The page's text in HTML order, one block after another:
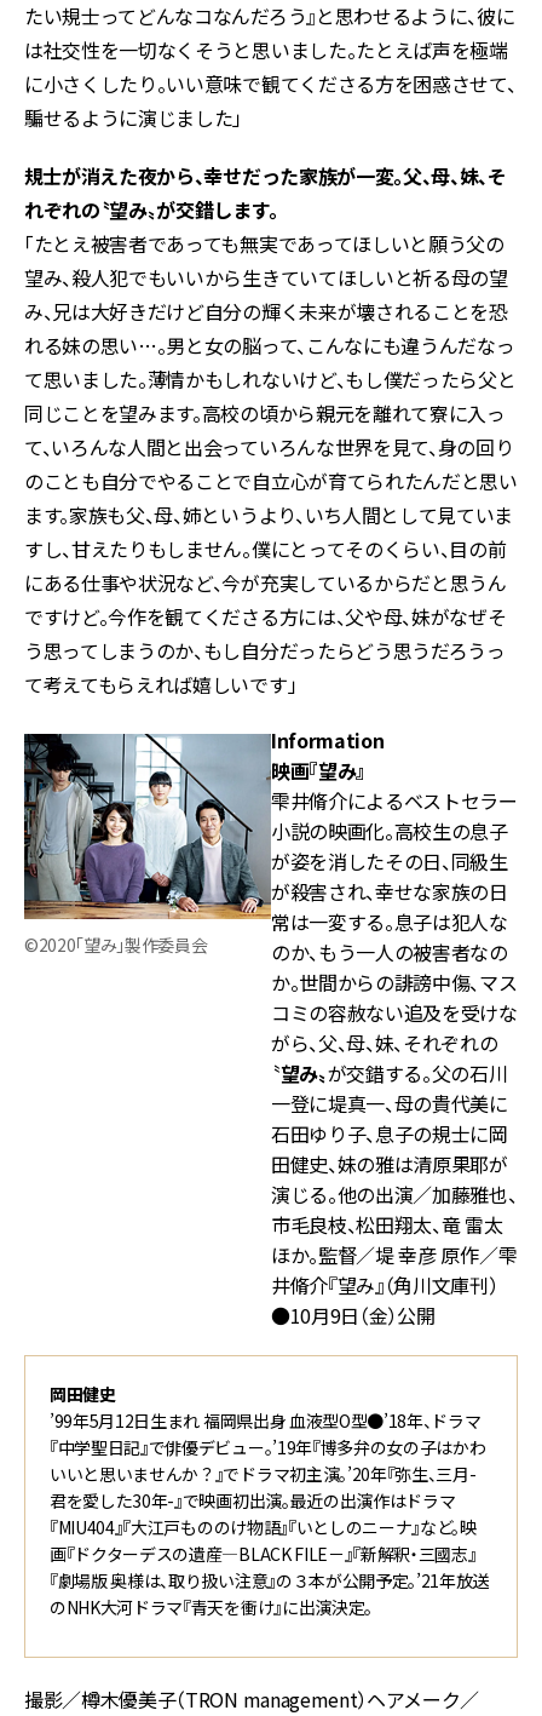
たい規士ってどんなコなんだろう』と思わせるように、彼に
は社交性を一切なくそうと思いました。たとえば声を極端
に小さくしたり。いい意味で観てくださる方を困惑させて、
騙せるように演じました」
――規士が消えた夜から、幸せだった家族が一変。父、母、妹、そ
れぞれの〝望み〟が交錯します。
「たとえ被害者であっても無実であってほしいと願う父の
望み、殺人犯でもいいから生きていてほしいと祈る母の望
み、兄は大好きだけど自分の輝く未来が壊されることを恐
れる妹の思い…。男と女の脳って、こんなにも違うんだなっ
て思いました。薄情かもしれないけど、もし僕だったら父と
同じことを望みます。高校の頃から親元を離れて寮に入っ
て、いろんな人間と出会っていろんな世界を見て、身の回り
のことも自分でやることで自立心が育てられたんだと思い
ます。家族も父、母、姉というより、いち人間として見ていま
すし、甘えたりもしません。僕にとってそのくらい、目の前
にある仕事や状況など、今が充実しているからだと思うん
ですけど。今作を観てくださる方には、父や母、妹がなぜそ
う思ってしまうのか、もし自分だったらどう思うだろうっ
て考えてもらえれば嬉しいです」
©2020「望み」製作委員会
Information
映画『望み』
雫井脩介によるベストセラー
小説の映画化。高校生の息子
が姿を消したその日、同級生
が殺害され、幸せな家族の日
常は一変する。息子は犯人な
のか、もう一人の被害者なの
か。世間からの誹謗中傷、マス
コミの容赦ない追及を受けな
がら、父、母、妹、それぞれの
〝望み〟が交錯する。父の石川
一登に堤真一、母の貴代美に
石田ゆり子、息子の規士に岡
田健史、妹の雅は清原果耶が
演じる。他の出演／加藤雅也、
市毛良枝、松田翔太、竜 雷太
ほか。監督／堤 幸彦 原作／雫
井脩介『望み』（角川文庫刊）
●10月9日（金）公開
岡田健史
’99年5月12日生まれ 福岡県出身 血液型O型●’18年、ドラマ
『中学聖日記』で俳優デビュー。’19年『博多弁の女の子はかわ
いいと思いませんか？』でドラマ初主演。’20年『弥生、三月-
君を愛した30年-』で映画初出演。最近の出演作はドラマ
『MIU404』『大江戸もののけ物語』『いとしのニーナ』など。映
画『ドクターデスの遺産―BLACK FILE－』『新解釈・三國志』
『劇場版 奥様は、取り扱い注意』の３本が公開予定。’21年放送
のNHK大河ドラマ『青天を衝け』に出演決定。
撮影／樽木優美子（TRON management）ヘアメーク／